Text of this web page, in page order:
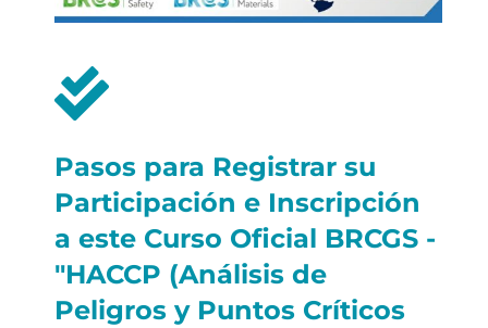
Pasos para Registrar su
Participación e Inscripción
a este Curso Oficial BRCGS -
"HACCP (Análisis de
Peligros y Puntos Críticos